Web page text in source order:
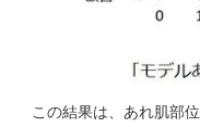
この結果は、あれ肌部